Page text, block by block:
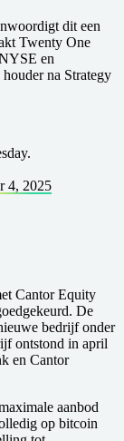
dit een
Twenty One
en
na Strategy
4, 2025
Cantor Equity
De
bedrijf onder
ontstond in april
en Cantor
aanbod
op bitcoin